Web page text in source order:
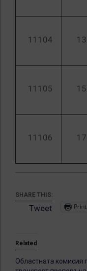
11104
11105
11106
SHARE THIS:
Tweet Print
Related
Областната комисия